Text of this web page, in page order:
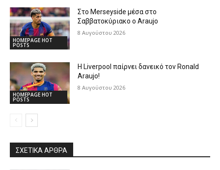
HOMEPAGE HOT
POSTS
Στο Merseyside μέσα στο
Σαββατοκύριακο ο Araujo
8 Αυγούστου 2026
HOMEPAGE HOT
POSTS
Η Liverpool παίρνει δανεικό τον Ronald
Araujo!
8 Αυγούστου 2026
ΣΧΕΤΙΚΆ ΆΡΘΡΑ